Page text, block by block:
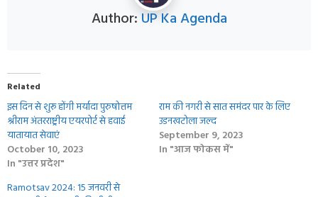
Author: UP Ka Agenda
Related
इस दिन से शुरू होंगी मर्यादा पुरुषोत्तम
श्रीराम अंतरराष्ट्रीय एयरपोर्ट से हवाई
यातायात सेवाएं
October 10, 2023
In "उत्तर प्रदेश"
राम की नगरी से सात समंदर पार के लिए
उडनखटोला जल्‍द
September 9, 2023
In "आज फोकस में"
Ramotsav 2024: 15 जनवरी से